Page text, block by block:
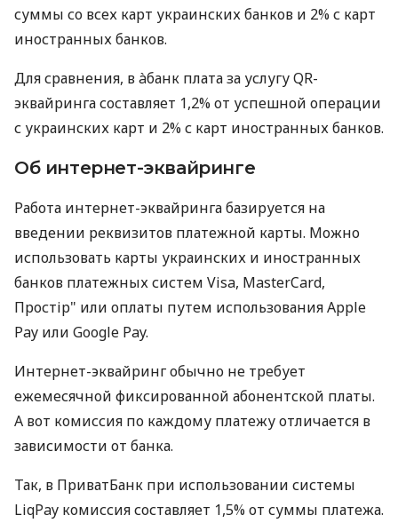
суммы со всех карт украинских банков и 2% с карт
иностранных банков.
Для сравнения, в àбанк плата за услугу QR-
эквайринга составляет 1,2% от успешной операции
с украинских карт и 2% с карт иностранных банков.
Об интернет-эквайринге
Работа интернет-эквайринга базируется на
введении реквизитов платежной карты. Можно
использовать карты украинских и иностранных
банков платежных систем Visa, MasterCard,
Простір" или оплаты путем использования Apple
Pay или Google Pay.
Интернет-эквайринг обычно не требует
ежемесячной фиксированной абонентской платы.
А вот комиссия по каждому платежу отличается в
зависимости от банка.
Так, в ПриватБанк при использовании системы
LiqPay комиссия составляет 1,5% от суммы платежа.